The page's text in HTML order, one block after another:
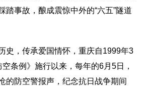
踏事故，酿成震惊中外的“六五”隧道
史，传承爱国情怀，重庆自1999年3
条例》施行以来，每年的6月5日，
的防空警报声，纪念抗日战争期间